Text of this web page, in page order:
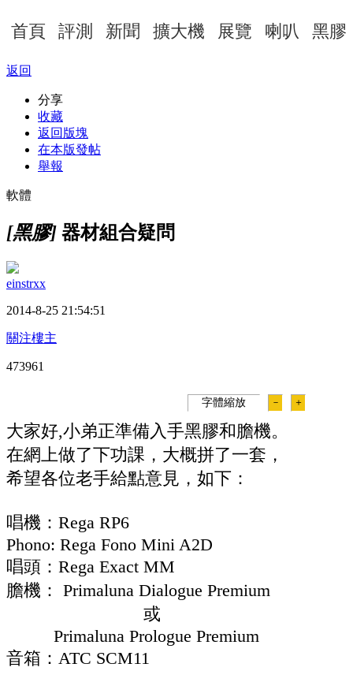
首頁 評測 新聞 擴大機 展覽 喇叭 黑膠
返回
分享
收藏
返回版塊
在本版發帖
舉報
軟體
[黑膠] 器材組合疑問
einstrxx
2014-8-25 21:54:51
關注樓主
473961
字體縮放 － ＋
大家好,小弟正準備入手黑膠和膽機。
在網上做了下功課，大概拼了一套，
希望各位老手給點意見，如下：
唱機：Rega RP6
Phono: Rega Fono Mini A2D
唱頭：Rega Exact MM
膽機 ： Primaluna Dialogue Premium
或
Primaluna Prologue Premium
音箱：ATC SCM11